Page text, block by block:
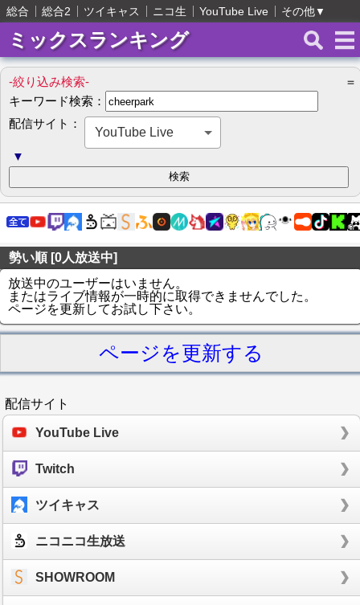
総合 総合2 ツイキャス ニコ生 YouTube Live その他▼
ミックスランキング
-絞り込み検索-
＝
キーワード検索：
配信サイト：
YouTube Live
▼
勢い順 [0人放送中]
放送中のユーザーはいません。
またはライブ情報が一時的に取得できませんでした。
ページを更新してお試し下さい。
ページを更新する
配信サイト
YouTube Live
Twitch
ツイキャス
ニコニコ生放送
SHOWROOM